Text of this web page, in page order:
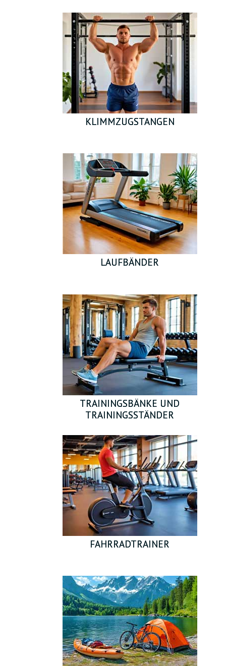
KLIMMZUGSTANGEN
LAUFBÄNDER
TRAININGSBÄNKE UND
TRAININGSSTÄNDER
FAHRRADTRAINER